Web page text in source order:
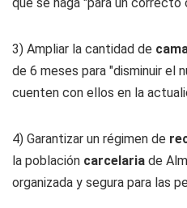
3) Ampliar la cantidad de
de 6 meses para "disminuir el
cuenten con ellos en la
4) Garantizar un régimen de
la población carcelaria de
organizada y segura para las